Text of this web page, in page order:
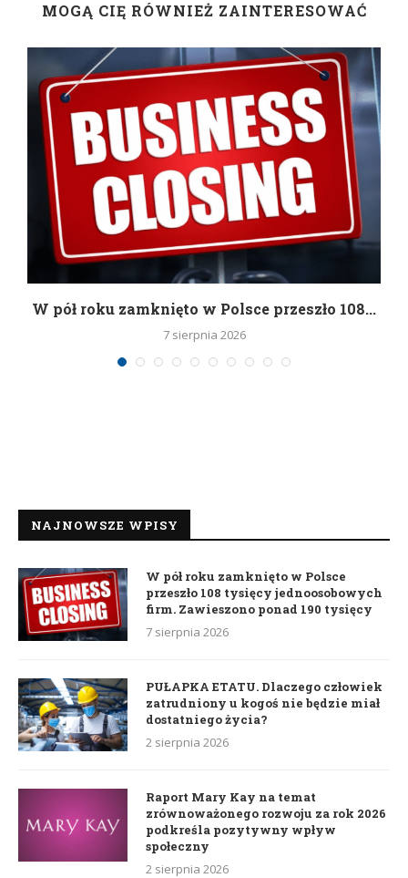
MOGĄ CIĘ RÓWNIEŻ ZAINTERESOWAĆ
W pół roku zamknięto w Polsce przeszło 108...
7 sierpnia 2026
NAJNOWSZE WPISY
W pół roku zamknięto w Polsce
przeszło 108 tysięcy jednoosobowych
firm. Zawieszono ponad 190 tysięcy
7 sierpnia 2026
PUŁAPKA ETATU. Dlaczego człowiek
zatrudniony u kogoś nie będzie miał
dostatniego życia?
2 sierpnia 2026
Raport Mary Kay na temat
zrównoważonego rozwoju za rok 2026
podkreśla pozytywny wpływ
społeczny
2 sierpnia 2026